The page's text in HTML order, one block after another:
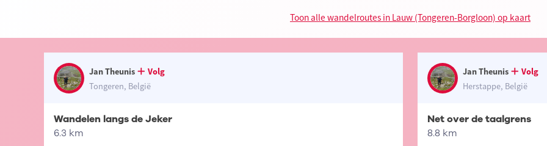
Toon alle wandelroutes in Lauw (Tongeren-Borgloon) op kaart
Jan Theunis
Volg
Tongeren, België
Wandelen langs de Jeker
6.3 km
Jan Theunis
Volg
Herstappe, België
Net over de taalgrens
8.8 km